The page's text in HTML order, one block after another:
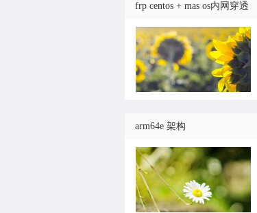
frp centos + mas os内网穿透
arm64e 架构